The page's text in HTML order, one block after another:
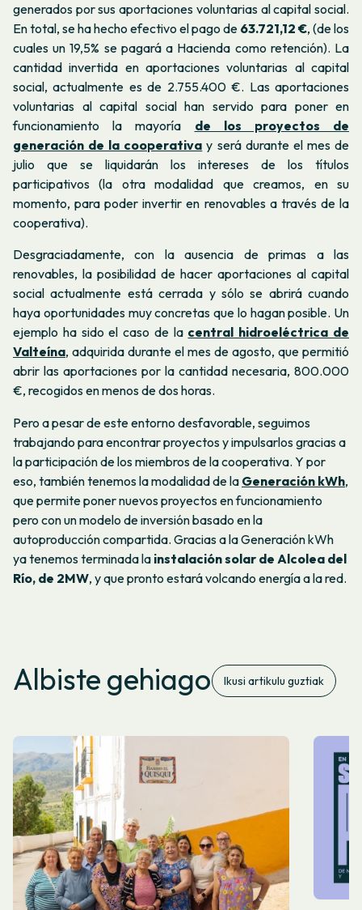
generados por sus aportaciones voluntarias al capital social.
En total, se ha hecho efectivo el pago de 63.721,12 €, (de los
cuales un 19,5% se pagará a Hacienda como retención). La
cantidad invertida en aportaciones voluntarias al capital
social, actualmente es de 2.755.400 €. Las aportaciones
voluntarias al capital social han servido para poner en
funcionamiento la mayoría de los proyectos de
generación de la cooperativa y será durante el mes de
julio que se liquidarán los intereses de los títulos
participativos (la otra modalidad que creamos, en su
momento, para poder invertir en renovables a través de la
cooperativa).
Desgraciadamente, con la ausencia de primas a las
renovables, la posibilidad de hacer aportaciones al capital
social actualmente está cerrada y sólo se abrirá cuando
haya oportunidades muy concretas que lo hagan posible. Un
ejemplo ha sido el caso de la central hidroeléctrica de
Valteína, adquirida durante el mes de agosto, que permitió
abrir las aportaciones por la cantidad necesaria, 800.000
€, recogidos en menos de dos horas.
Pero a pesar de este entorno desfavorable, seguimos
trabajando para encontrar proyectos y impulsarlos gracias a
la participación de los miembros de la cooperativa. Y por
eso, también tenemos la modalidad de la Generación kWh,
que permite poner nuevos proyectos en funcionamiento
pero con un modelo de inversión basado en la
autoproducción compartida. Gracias a la Generación kWh
ya tenemos terminada la instalación solar de Alcolea del
Río, de 2MW, y que pronto estará volcando energía a la red.
Albiste gehiago Ikusi artikulu guztiak